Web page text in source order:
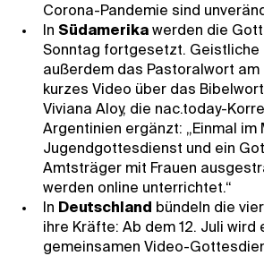
Corona-Pandemie sind
In Südamerika werden die
Sonntag fortgesetzt. Geistliche
außerdem das Pastoralwort am
kurzes Video über das
Viviana Aloy, die nac.today-
Argentinien ergänzt: „Einmal im
Jugendgottesdienst und ein
Amtsträger mit Frauen
werden online unterrichtet.“
In Deutschland bündeln die
ihre Kräfte: Ab dem 12. Juli wird
gemeinsamen Video-